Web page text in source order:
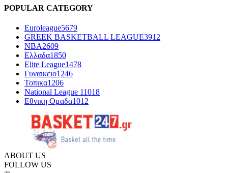
POPULAR CATEGORY
Euroleague5679
GREEK BASKETBALL LEAGUE3912
NBA2609
Ελλαδα1850
Elite League1478
Γυναικειο1246
Τοπικα1206
National League 11018
Εθνικη Ομαδα1012
ABOUT US
FOLLOW US